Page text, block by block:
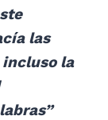
las
incluso la